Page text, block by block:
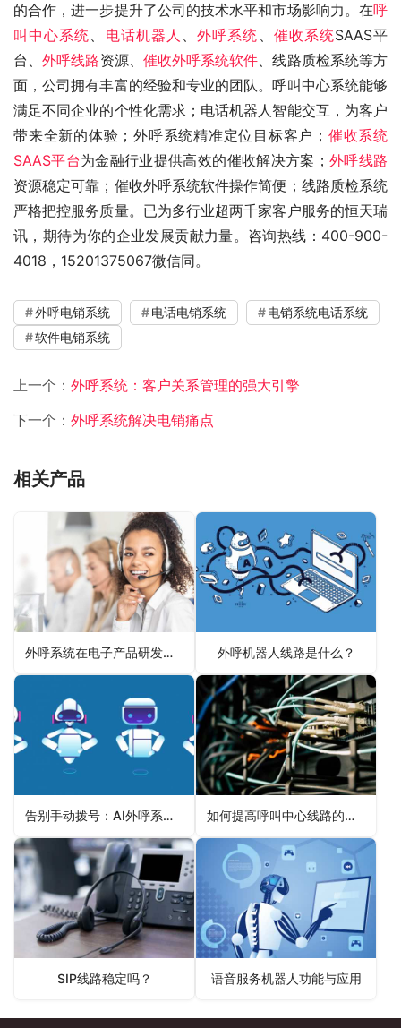
的合作，进一步提升了公司的技术水平和市场影响力。在呼
叫中心系统、 电话机器人 、外呼系统 、 催收系统SAAS平
台、外呼线路资源、 催收外呼系统软件、线路质检系统等方
面，公司拥有丰富的经验和专业的团队。呼叫中心系统能够
满足不同企业的个性化需求；电话机器人智能交互，为客户
带来全新的体验；外呼系统精准定位目标客户； 催收系统
SAAS平台为金融行业提供高效的催收解决方案； 外呼线路
资源稳定可靠；催收外呼系统软件操作简便；线路质检系统
严格把控服务质量。已为多行业超两千家客户服务的恒天瑞
讯，期待为你的企业发展贡献力量。咨询热线：400-900-
4018，15201375067微信同。
外呼电销系统 电话电销系统
电销系统电话系统
软件电销系统
上一个： 外呼系统：客户关系管理的强大引擎
下一个： 外呼系统解决电销痛点
相关产品
外呼系统在电子产品研发公司市场调研中的应用 外呼机器人线路是什么？
告别手动拨号：AI外呼系统，提升工作效率 如何提高呼叫中心线路的效率？
SIP线路稳定吗？ 语音服务机器人功能与应用